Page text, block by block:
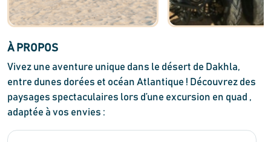
QUAD DESERT
À PROPOS
Vivez une aventure unique dans le désert de Dakhla,
entre dunes dorées et océan Atlantique ! Découvrez des
paysages spectaculaires lors d’une excursion en quad ,
adaptée à vos envies :